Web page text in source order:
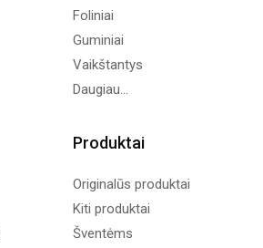
Foliniai
Guminiai
Vaikštantys
Daugiau...
Produktai
Originalūs produktai
Kiti produktai
Šventėms